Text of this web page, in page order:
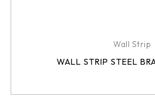
Wall Strip
WALL STRIP STEEL